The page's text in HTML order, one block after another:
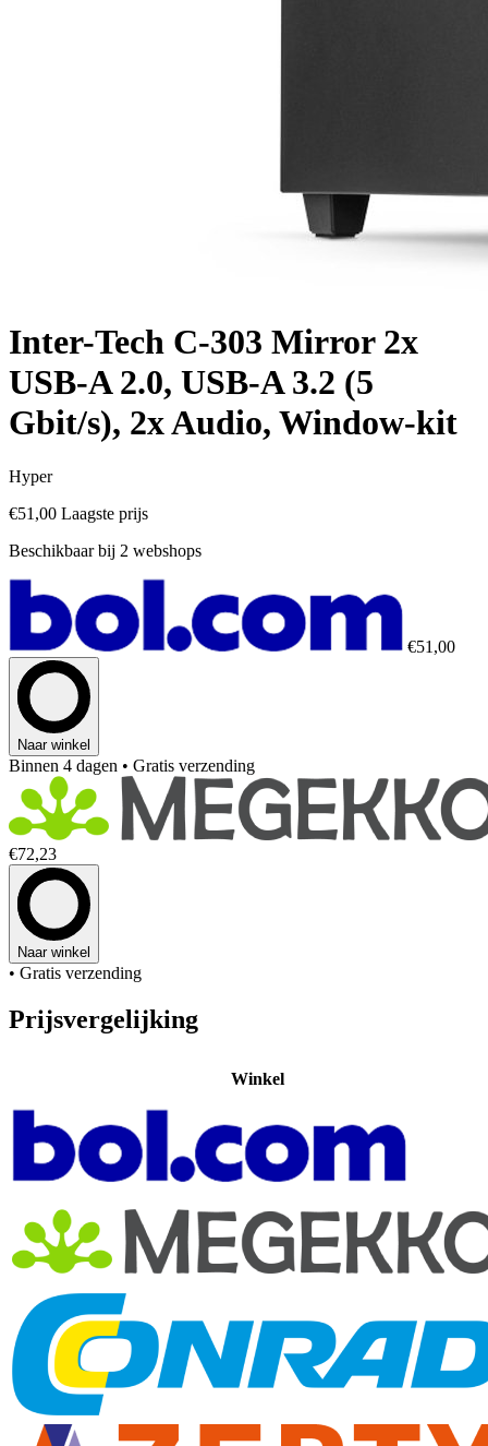
Inter-Tech C-303 Mirror 2x
USB-A 2.0, USB-A 3.2 (5
Gbit/s), 2x Audio, Window-kit
Hyper
€51,00 Laagste prijs
Beschikbaar bij 2 webshops
€51,00
Naar winkel
Binnen 4 dagen • Gratis verzending
€72,23
Naar winkel
• Gratis verzending
Prijsvergelijking
Winkel